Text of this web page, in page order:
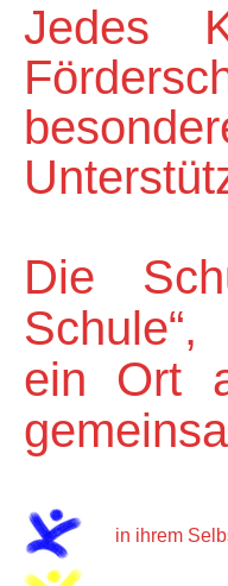
Jedes
Die
Schule“,
ein Ort
in ihrem